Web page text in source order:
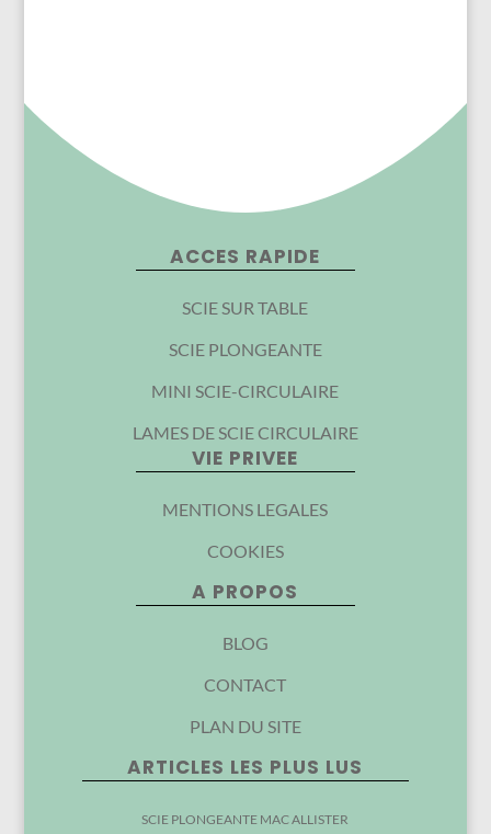
ACCES RAPIDE
SCIE SUR TABLE
SCIE PLONGEANTE
MINI SCIE-CIRCULAIRE
LAMES DE SCIE CIRCULAIRE
VIE PRIVEE
MENTIONS LEGALES
COOKIES
A PROPOS
BLOG
CONTACT
PLAN DU SITE
ARTICLES LES PLUS LUS
SCIE PLONGEANTE MAC ALLISTER